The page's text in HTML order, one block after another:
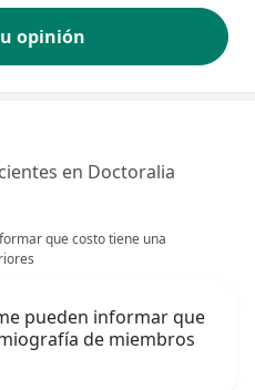
opinión
en Doctoralia
que costo tiene una
pueden informar que
de miembros